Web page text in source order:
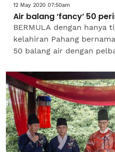
12 May 2020 07:50am
Air balang ‘fancy’ 50
BERMULA dengan hanya
kelahiran Pahang
50 balang air dengan
sangat...